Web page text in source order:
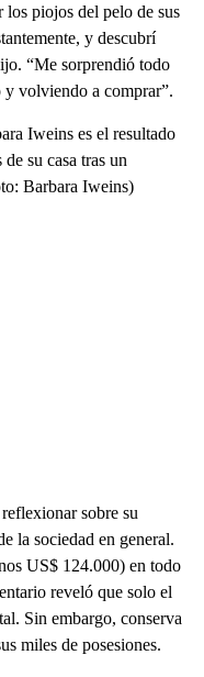
los piojos del pelo de sus
y descubrí
“Me sorprendió todo
y volviendo a comprar”.
Iweins es el resultado
su casa tras un
Barbara Iweins)
sobre su
la sociedad en general.
US$ 124.000) en todo
reveló que solo el
Sin embargo, conserva
miles de posesiones.